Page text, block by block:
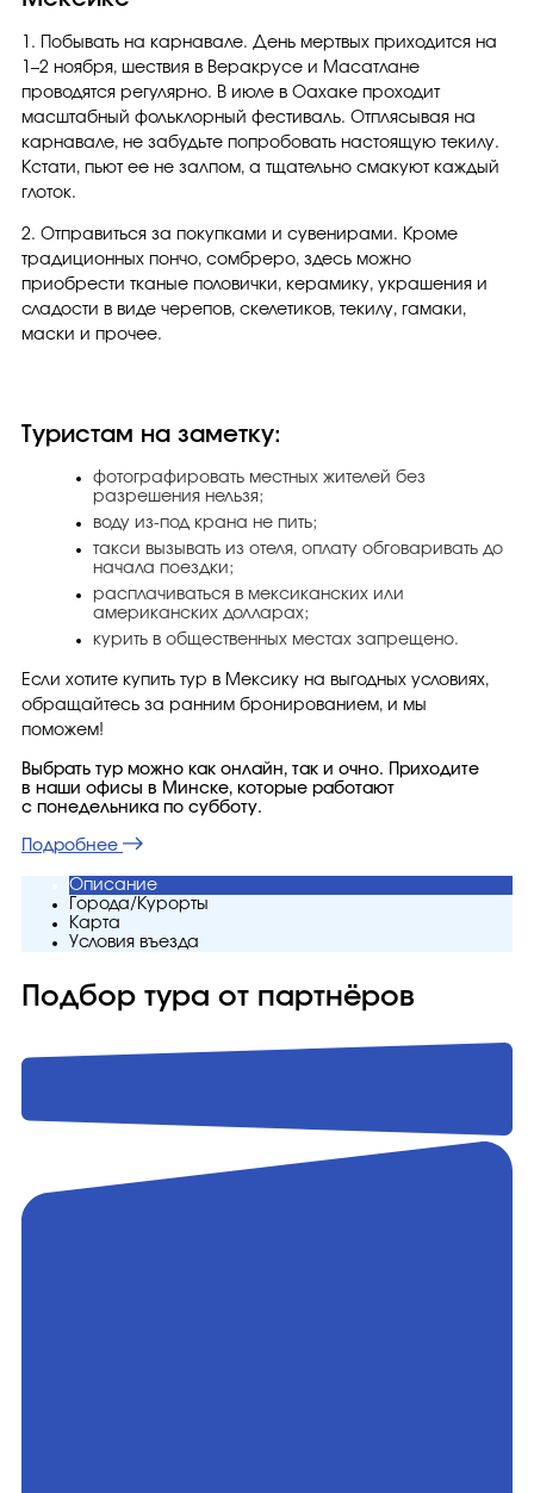
1. Побывать на карнавале. День мертвых приходится на
1–2 ноября, шествия в Веракрусе и Масатлане
проводятся регулярно. В июле в Оахаке проходит
масштабный фольклорный фестиваль. Отплясывая на
карнавале, не забудьте попробовать настоящую текилу.
Кстати, пьют ее не залпом, а тщательно смакуют каждый
глоток.
2. Отправиться за покупками и сувенирами. Кроме
традиционных пончо, сомбреро, здесь можно
приобрести тканые половички, керамику, украшения и
сладости в виде черепов, скелетиков, текилу, гамаки,
маски и прочее.
Туристам на заметку:
фотографировать местных жителей без
разрешения нельзя;
воду из-под крана не пить;
такси вызывать из отеля, оплату обговаривать до
начала поездки;
расплачиваться в мексиканских или
американских долларах;
курить в общественных местах запрещено.
Если хотите купить тур в Мексику на выгодных условиях,
обращайтесь за ранним бронированием, и мы
поможем!
Выбрать тур можно как онлайн, так и очно. Приходите
в наши офисы в Минске, которые работают
с понедельника по субботу.
Подробнее
Описание
Города/Курорты
Карта
Условия въезда
Подбор тура от партнёров